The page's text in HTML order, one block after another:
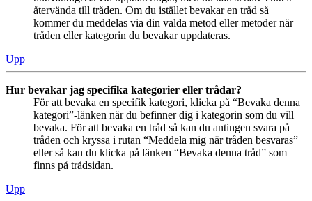
återvända till tråden. Om du istället bevakar en tråd så
kommer du meddelas via din valda metod eller metoder när
tråden eller kategorin du bevakar uppdateras.
Upp
Hur bevakar jag specifika kategorier eller trådar?
För att bevaka en specifik kategori, klicka på “Bevaka denna
kategori”-länken när du befinner dig i kategorin som du vill
bevaka. För att bevaka en tråd så kan du antingen svara på
tråden och kryssa i rutan “Meddela mig när tråden besvaras”
eller så kan du klicka på länken “Bevaka denna tråd” som
finns på trådsidan.
Upp